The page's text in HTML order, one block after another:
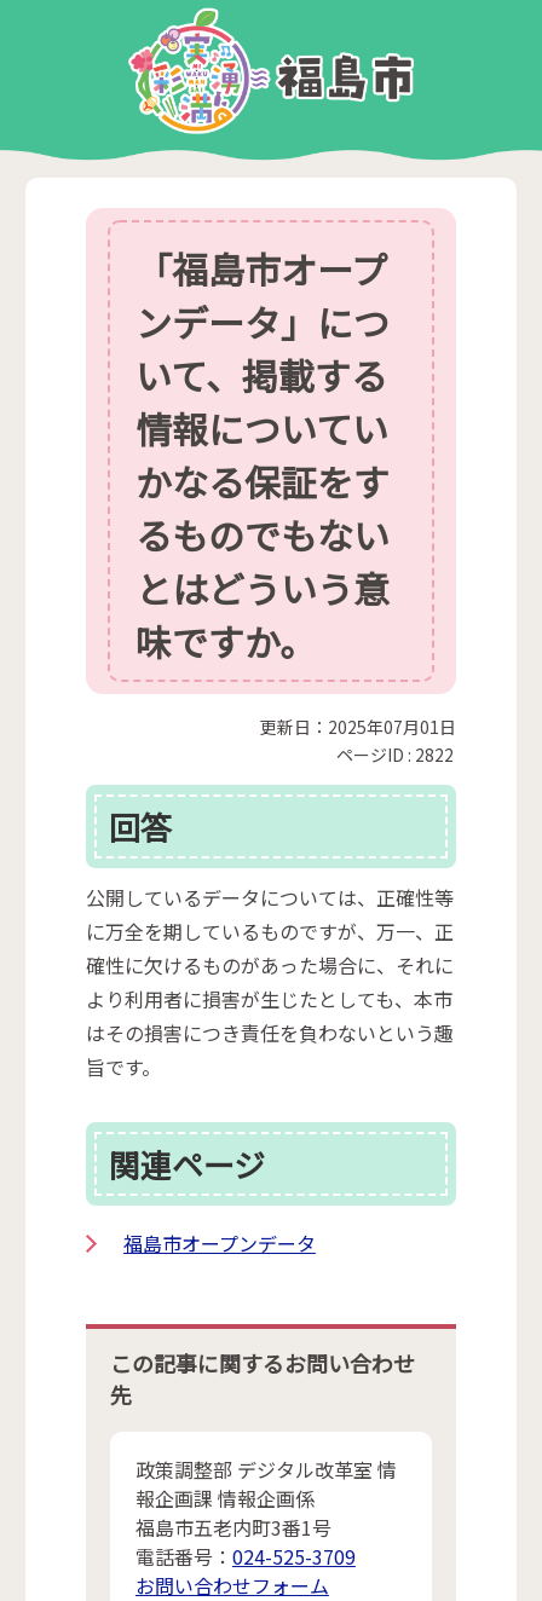
「福島市オープ
ンデータ」につ
いて、掲載する
情報についてい
かなる保証をす
るものでもない
とはどういう意
味ですか。
更新日：2025年07月01日
ページID : 2822
回答
公開しているデータについては、正確性等
に万全を期しているものですが、万一、正
確性に欠けるものがあった場合に、それに
より利用者に損害が生じたとしても、本市
はその損害につき責任を負わないという趣
旨です。
関連ページ
福島市オープンデータ
この記事に関するお問い合わせ
先
政策調整部 デジタル改革室 情
報企画課 情報企画係
福島市五老内町3番1号
電話番号： 024-525-3709
お問い合わせフォーム